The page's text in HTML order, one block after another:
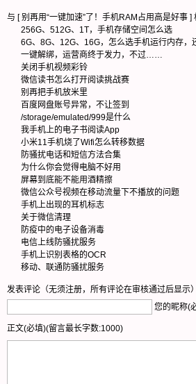
与 [别再用“一键加速”了！手机RAM占用高是好事 ]
256G、512G、1T，手机存储空间怎么选
6G、8G、12G、16G，怎么选手机运行内存，
一键解绑，运营商终于发力，不过……
关闭手机视频彩铃
微信读书怎么打开阅读挑战赛
别再把手机放米里
百度网盘账号异常，不让签到
/storage/emulated/999是什么
我手机上的电子书阅读App
小米11手机烧了Wifi怎么转移数据
防骚扰电话和短信方法合集
为什么你会觉得电脑不好用
屏幕到底能不能用酒精擦
微信公众号视频在移动流量下不播放的问题
手机上出现的耳机标志
关于微信清理
防疫中的电子设备消毒
电信上线防骚扰服务
手机上识别表格的OCR
移动、联通防骚扰服务
发表评论（无须注册，所有评论在审核通过后显示
您的昵称(
正文(必填)(留言最长字数:1000)